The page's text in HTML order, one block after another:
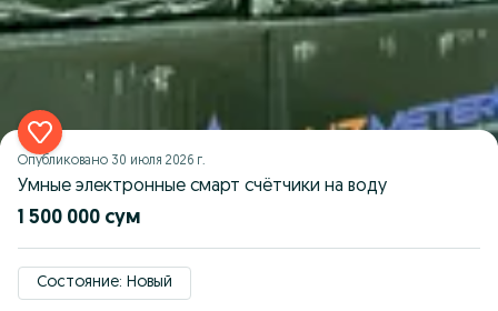
Опубликовано 30 июля 2026 г.
Умные электронные смарт счётчики на воду
1 500 000 сум
Состояние: Новый